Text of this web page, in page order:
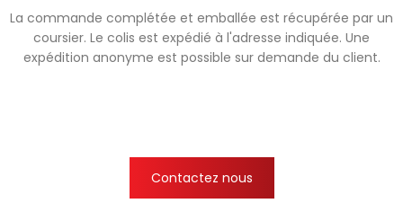
La commande complétée et emballée est récupérée par un
coursier. Le colis est expédié à l'adresse indiquée. Une
expédition anonyme est possible sur demande du client.
Contactez nous